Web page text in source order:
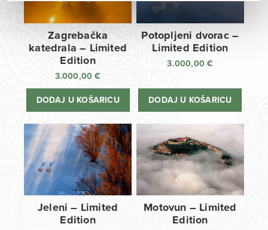
Zagrebačka
katedrala – Limited
Edition
3.000,00€
DODAJ U KOŠARICU
Potopljeni dvorac –
Limited Edition
3.000,00€
DODAJ U KOŠARICU
Jeleni – Limited
Edition
Motovun – Limited
Edition